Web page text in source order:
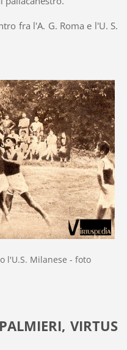
fra l'A. G. Roma e l'U. S.
l'U.S. Milanese - foto
VIRTUS